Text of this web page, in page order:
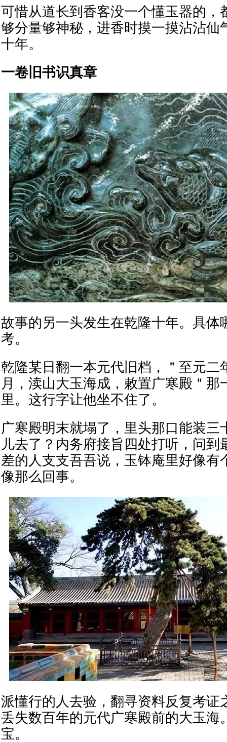
可惜从道长到香客没一个懂玉器的，
够分量够神秘，进香时摸一摸沾沾仙
十年。
一卷旧书识真章
故事的另一头发生在乾隆十年。具体
考。
乾隆某日翻一本元代旧档，＂至元二
月，渎山大玉海成，敕置广寒殿＂那
里。这行字让他坐不住了。
广寒殿明末就塌了，里头那口能装三
儿去了？内务府接旨四处打听，问到
差的人支支吾吾说，玉钵庵里好像有
像那么回事。
派懂行的人去验，翻寻资料反复考证
丢失数百年的元代广寒殿前的大玉海
宝。